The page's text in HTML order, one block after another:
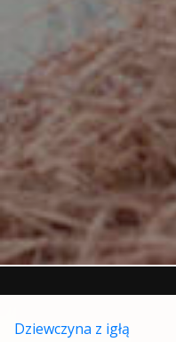
Dziewczyna z igłą